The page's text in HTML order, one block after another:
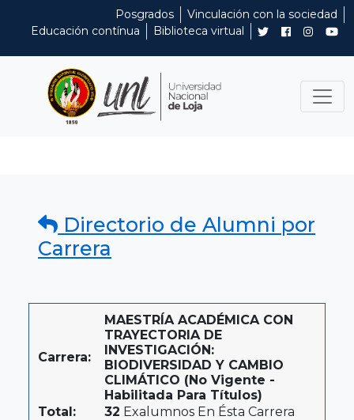
Posgrados
Vinculación con la sociedad
Educación contínua
Biblioteca virtual
Directorio de Alumni por
Carrera
Carrera:
MAESTRÍA ACADÉMICA CON
TRAYECTORIA DE
INVESTIGACIÓN:
BIODIVERSIDAD Y CAMBIO
CLIMÁTICO (No Vigente -
Habilitada Para Títulos)
Total:
32 Exalumnos En Ésta Carrera